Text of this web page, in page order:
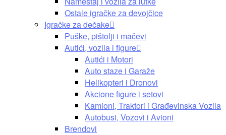
Ostale igračke za devojčice
Igračke za dečake
Puške, pištolji i mačevi
Autići, vozila i figure
Autići i Motori
Auto staze i Garaže
Helikopteri i Dronovi
Akcione figure i setovi
Kamioni, Traktori i Građevinska Vozila
Autobusi, Vozovi i Avioni
Brendovi